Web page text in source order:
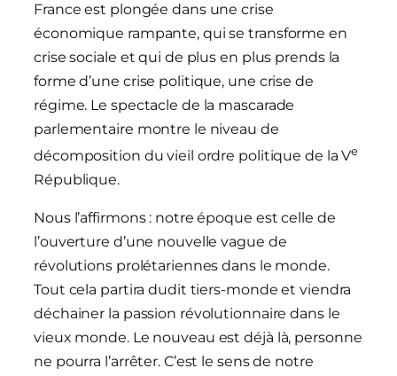
France est plongée dans une crise
économique rampante, qui se transforme en
crise sociale et qui de plus en plus prends la
forme d’une crise politique, une crise de
régime. Le spectacle de la mascarade
parlementaire montre le niveau de
décomposition du vieil ordre politique de la Ve
République.
Nous l’affirmons : notre époque est celle de
l’ouverture d’une nouvelle vague de
révolutions prolétariennes dans le monde.
Tout cela partira dudit tiers-monde et viendra
déchainer la passion révolutionnaire dans le
vieux monde. Le nouveau est déjà là, personne
ne pourra l’arrêter. C’est le sens de notre